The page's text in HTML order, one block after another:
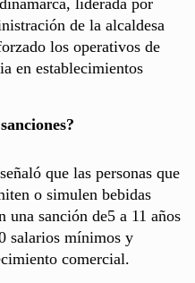
de la alcaldesa
los operativos de
en establecimientos
las sanciones?
que las personas que
o simulen bebidas
sanción de5 a 11 años
salarios mínimos y
comercial.